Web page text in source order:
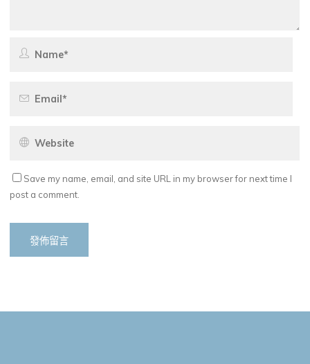
Save my name, email, and site URL in my browser for next time I
post a comment.